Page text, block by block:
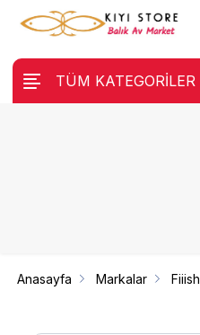
TÜM KATEGORİLER
Anasayfa Markalar Fiiish